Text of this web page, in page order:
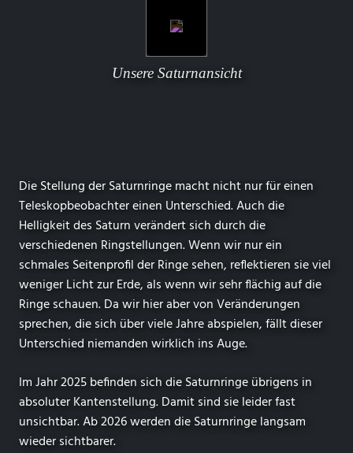
Unsere Saturnansicht
Die Stellung der Saturnringe macht nicht nur für einen
Teleskopbeobachter einen Unterschied. Auch die
Helligkeit des Saturn verändert sich durch die
verschiedenen Ringstellungen. Wenn wir nur ein
schmales Seitenprofil der Ringe sehen, reflektieren sie viel
weniger Licht zur Erde, als wenn wir sehr flächig auf die
Ringe schauen. Da wir hier aber von Veränderungen
sprechen, die sich über viele Jahre abspielen, fällt dieser
Unterschied niemanden wirklich ins Auge.
Im Jahr 2025 befinden sich die Saturnringe übrigens in
absoluter Kantenstellung. Damit sind sie leider fast
unsichtbar. Ab 2026 werden die Saturnringe langsam
wieder sichtbarer.